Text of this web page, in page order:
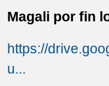
Magali por
https://
u...